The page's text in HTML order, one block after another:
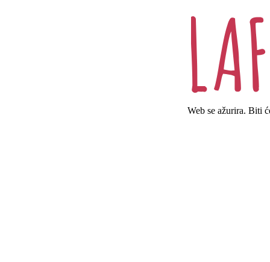
Web se ažurira. Biti